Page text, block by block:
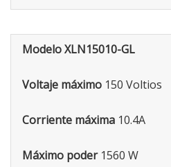
Modelo XLN15010-GL
Voltaje máximo 150 Voltios
Corriente máxima 10.4A
Máximo poder1560 W